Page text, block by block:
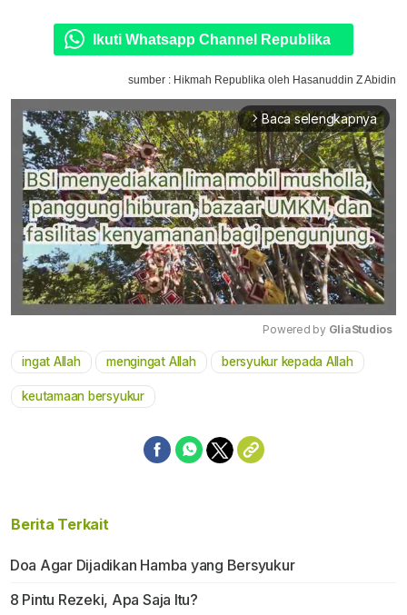
Ikuti Whatsapp Channel Republika
sumber : Hikmah Republika oleh Hasanuddin Z Abidin
arrow_forward_ios Baca selengkapnya
Mute
Powered by GliaStudios
ingat Allah mengingat Allah bersyukur kepada Allah
keutamaan bersyukur
Berita Terkait
Doa Agar Dijadikan Hamba yang Bersyukur
8 Pintu Rezeki, Apa Saja Itu?